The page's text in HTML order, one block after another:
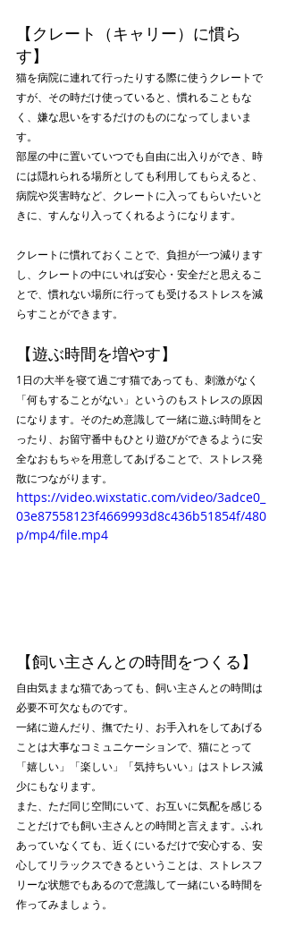
【クレート（キャリー）に慣ら
す】
猫を病院に連れて行ったりする際に使うクレートで
すが、その時だけ使っていると、慣れることもな
く、嫌な思いをするだけのものになってしまいま
す。
部屋の中に置いていつでも自由に出入りができ、時
には隠れられる場所としても利用してもらえると、
病院や災害時など、クレートに入ってもらいたいと
きに、すんなり入ってくれるようになります。
クレートに慣れておくことで、負担が一つ減ります
し、クレートの中にいれば安心・安全だと思えるこ
とで、慣れない場所に行っても受けるストレスを減
らすことができます。
【遊ぶ時間を増やす】
1日の大半を寝て過ごす猫であっても、刺激がなく
「何もすることがない」というのもストレスの原因
になります。そのため意識して一緒に遊ぶ時間をと
ったり、お留守番中もひとり遊びができるように安
全なおもちゃを用意してあげることで、ストレス発
散につながります。
https://video.wixstatic.com/video/3adce0_
03e87558123f4669993d8c436b51854f/480
p/mp4/file.mp4
【飼い主さんとの時間をつくる】
自由気ままな猫であっても、飼い主さんとの時間は
必要不可欠なものです。
一緒に遊んだり、撫でたり、お手入れをしてあげる
ことは大事なコミュニケーションで、猫にとって
「嬉しい」「楽しい」「気持ちいい」はストレス減
少にもなります。
また、ただ同じ空間にいて、お互いに気配を感じる
ことだけでも飼い主さんとの時間と言えます。ふれ
あっていなくても、近くにいるだけで安心する、安
心してリラックスできるということは、ストレスフ
リーな状態でもあるので意識して一緒にいる時間を
作ってみましょう。